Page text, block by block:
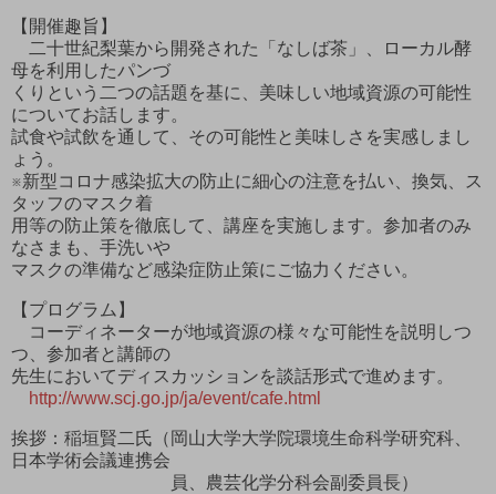
【開催趣旨】
二十世紀梨葉から開発された「なしば茶」、ローカル酵
母を利用したパンづ
くりという二つの話題を基に、美味しい地域資源の可能性
についてお話します。
試食や試飲を通して、その可能性と美味しさを実感しまし
ょう。
※新型コロナ感染拡大の防止に細心の注意を払い、換気、ス
タッフのマスク着
用等の防止策を徹底して、講座を実施します。参加者のみ
なさまも、手洗いや
マスクの準備など感染症防止策にご協力ください。
【プログラム】
コーディネーターが地域資源の様々な可能性を説明しつ
つ、参加者と講師の
先生においてディスカッションを談話形式で進めます。
http://www.scj.go.jp/ja/event/cafe.html
挨拶：稲垣賢二氏（岡山大学大学院環境生命科学研究科、
日本学術会議連携会
員、農芸化学分科会副委員長）